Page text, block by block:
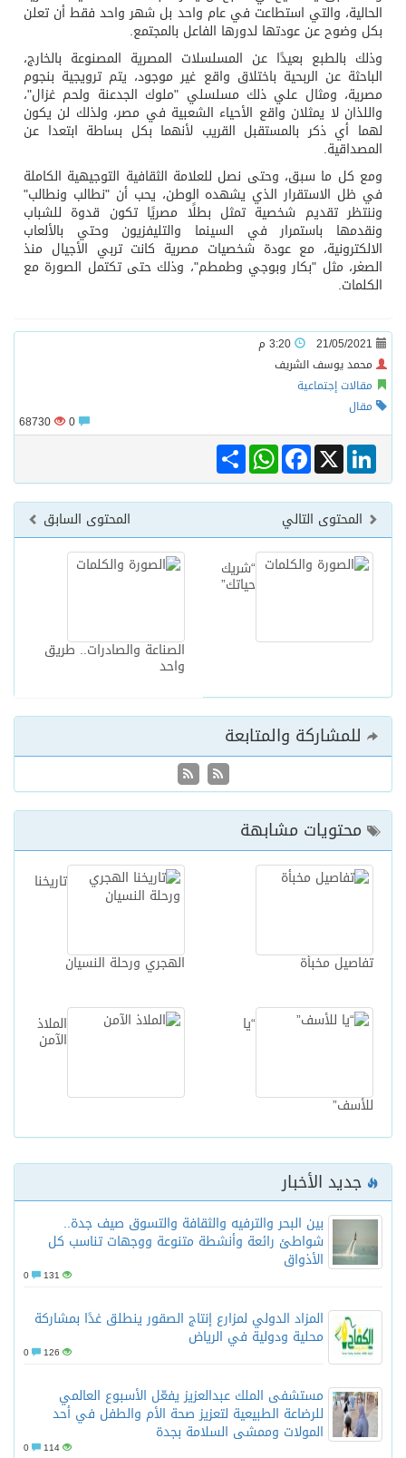
الحالية، والتي استطاعت في عام واحد بل شهر واحد فقط أن تعلن
بكل وضوح عن عودتها لدورها الفاعل بالمجتمع.
وذلك بالطبع بعيدًا عن المسلسلات المصرية المصنوعة بالخارج،
الباحثة عن الربحية باختلاق واقع غير موجود، يتم ترويجية بنجوم
مصرية، ومثال علي ذلك مسلسلي "ملوك الجدعنة ولحم غزال"،
واللذان لا يمثلان واقع الأحياء الشعبية في مصر، ولذلك لن يكون
لهما أي ذكر بالمستقبل القريب لأنهما بكل بساطة ابتعدا عن
المصداقية.
ومع كل ما سبق، وحتى نصل للعلامة الثقافية التوجيهية الكاملة
في ظل الاستقرار الذي يشهده الوطن، يحب أن "نطالب ونطالب"
وننتظر تقديم شخصية تمثل بطلًا مصريًا تكون قدوة للشباب
ونقدمها باستمرار في السينما والتليفزيون وحتي بالألعاب
الالكترونية، مع عودة شخصيات مصرية كانت تربي الأجيال منذ
الصغر، مثل "بكار وبوجي وطمطم"، وذلك حتى تكتمل الصورة مع
الكلمات.
21/05/2021
محمد يوسف الشريف
مقالات إجتماعية
مقال
68730
Share
WhatsAppFacebook X
LinkedIn
المحتوى السابق المحتوى التالي
الصناعة والصادرات.. طريق
واحد
“شريك
حياتك”
للمشاركة والمتابعة
محتويات مشابهة
تاريخنا
الهجري ورحلة النسيان تفاصيل مخبأة
الملاذ
الآمن
“يا
للأسف”
جديد الأخبار
بين البحر والترفيه والثقافة والتسوق صيف جدة..
شواطئ رائعة وأنشطة متنوعة ووجهات تناسب كل
الأذواق
131
المزاد الدولي لمزارع إنتاج الصقور ينطلق غدًا بمشاركة
محلية ودولية في الرياض
126
مستشفى الملك عبدالعزيز يفعّل الأسبوع العالمي
للرضاعة الطبيعية لتعزيز صحة الأم والطفل في أحد
المولات وممشى السلامة بجدة
114